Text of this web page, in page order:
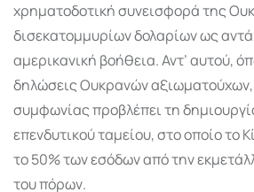
χρηματοδοτική συνεισφορά της
δισεκατομμυρίων δολαρίων ως
αμερικανική βοήθεια. Αντ’ αυτού,
δηλώσεις Ουκρανών αξιωματούχων,
συμφωνίας προβλέπει τη
επενδυτικού ταμείου, στο οποίο το
το 50% των εσόδων από την
του πόρων.